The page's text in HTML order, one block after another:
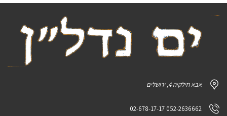
אבא חילקיה 4, ירושלים
052-2636662 02-678-17-17